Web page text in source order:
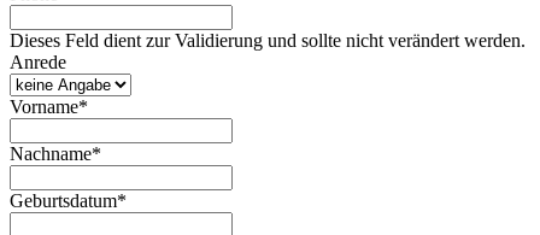
Dieses Feld dient zur Validierung und sollte nicht verändert werden.
Anrede
Vorname*
Nachname*
Geburtsdatum*